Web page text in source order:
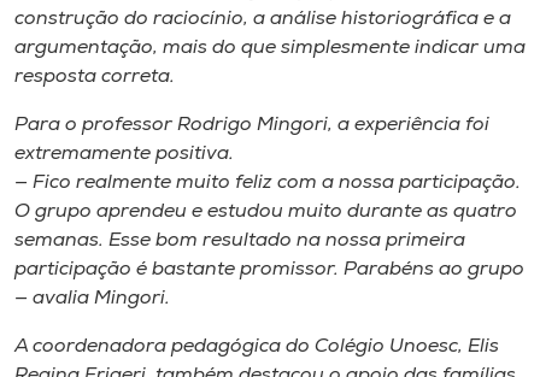
construção do raciocínio, a análise historiográfica e a
argumentação, mais do que simplesmente indicar uma
resposta correta.
Para o professor Rodrigo Mingori, a experiência foi
extremamente positiva.
— Fico realmente muito feliz com a nossa participação.
O grupo aprendeu e estudou muito durante as quatro
semanas. Esse bom resultado na nossa primeira
participação é bastante promissor. Parabéns ao grupo
— avalia Mingori.
A coordenadora pedagógica do Colégio Unoesc, Elis